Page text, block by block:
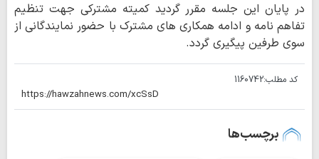
در پایان این جلسه مقرر گردید کمیته مشترکی جهت تنظیم
تفاهم نامه و ادامه همکاری های مشترک با حضور نمایندگانی از
سوی طرفین پیگیری گردد.
کد مطلب:1160742
برچسب‌ها